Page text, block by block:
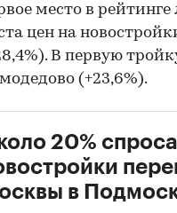
место в
цен на
В первую
(+23,6%).
20%
в